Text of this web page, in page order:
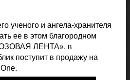
ученого и ангела-хранителя
ее в этом благородном
ЛЕНТА», в
поступит в продажу на